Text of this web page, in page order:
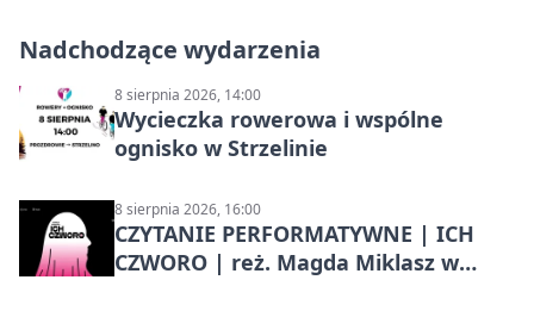
Nadchodzące wydarzenia
8 sierpnia 2026, 14:00
Wycieczka rowerowa i wspólne
ognisko w Strzelinie
8 sierpnia 2026, 16:00
CZYTANIE PERFORMATYWNE | ICH
CZWORO | reż. Magda Miklasz w